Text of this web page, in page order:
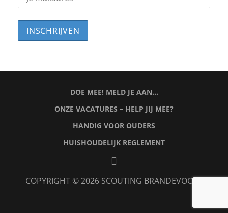
DOE MEE! MELD JE AAN…
ONZE VACATURES – HELP JIJ MEE?
HANDIG VOOR OUDERS
HUISHOUDELIJK REGLEMENT
COPYRIGHT © 2026 SCOUTING BRANDEVOORT